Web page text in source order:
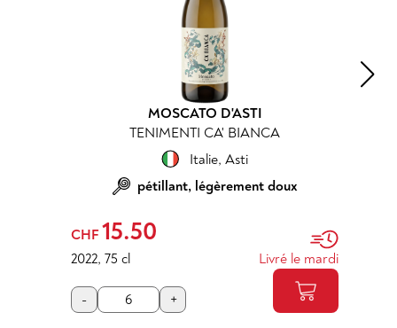
MOSCATO D'ASTI
TENIMENTI CA' BIANCA
Italie, Asti
pétillant, légèrement doux
CHF 15.50
2022, 75 cl Livré le mardi
- +